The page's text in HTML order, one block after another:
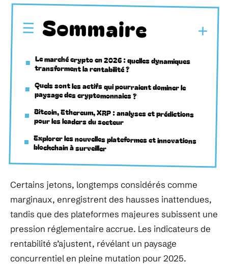
Sommaire
Le marché crypto en 2026 : quelles dynamiques
transforment la rentabilité ?
Quels sont les actifs qui pourraient dominer le
paysage des cryptomonnaies ?
Bitcoin, Ethereum, XRP : analyses et prédictions
pour les leaders du secteur
Explorer les nouvelles plateformes et innovations
blockchain à surveiller
Certains jetons, longtemps considérés comme
marginaux, enregistrent des hausses inattendues,
tandis que des plateformes majeures subissent une
pression réglementaire accrue. Les indicateurs de
rentabilité s’ajustent, révélant un paysage
concurrentiel en pleine mutation pour 2025.